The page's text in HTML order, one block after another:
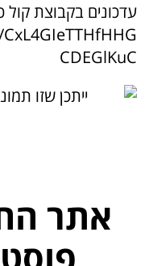
עדכונים בקבוצת
CDEGlKuC
אתר